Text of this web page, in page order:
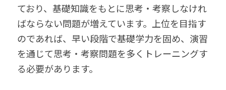
ており、基礎知識をもとに思考・考察しなけれ
ばならない問題が増えています。上位を目指す
のであれば、早い段階で基礎学力を固め、演習
を通じて思考・考察問題を多くトレーニングす
る必要があります。